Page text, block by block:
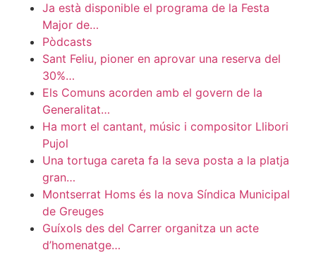
Ja està disponible el programa de la Festa
Major de…
Pòdcasts
Sant Feliu, pioner en aprovar una reserva del
30%…
Els Comuns acorden amb el govern de la
Generalitat…
Ha mort el cantant, músic i compositor Llibori
Pujol
Una tortuga careta fa la seva posta a la platja
gran…
Montserrat Homs és la nova Síndica Municipal
de Greuges
Guíxols des del Carrer organitza un acte
d’homenatge…